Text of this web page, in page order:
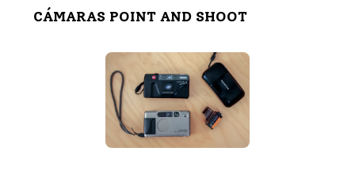
CÁMARAS POINT AND SHOOT